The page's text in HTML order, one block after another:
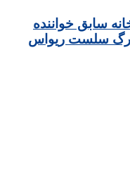
سابق خواننده
مرگ سلست ریواس